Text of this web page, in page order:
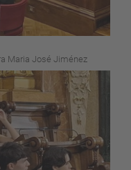
Maria José Jiménez